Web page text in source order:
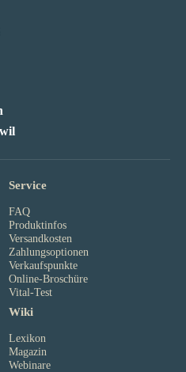
Service
FAQ
Produktinfos
Versandkosten
Zahlungsoptionen
Verkaufspunkte
Online-Broschüre
Vital-Test
Wiki
Lexikon
Magazin
Webinare